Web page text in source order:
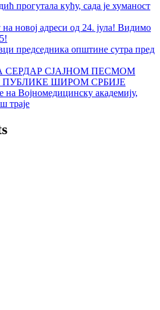
прогутала кућу, сада је хуманост
новој адреси од 24. јула! Видимо
председника општине сутра пред
СЕРДАР СЈАЈНОМ ПЕСМОМ
ШИРОМ СРБИЈЕ
на Војномедицинску академију,
траје